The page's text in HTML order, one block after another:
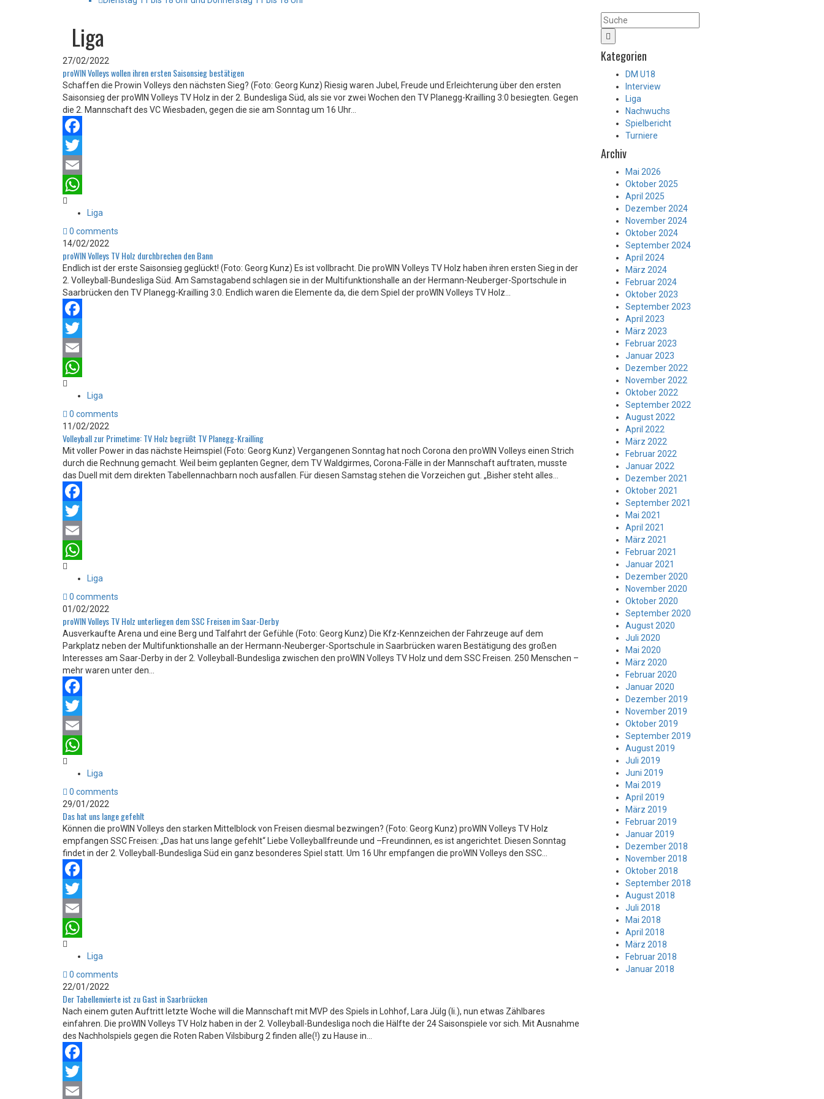
Liga
27/02/2022
proWIN Volleys wollen ihren ersten Saisonsieg bestätigen
Schaffen die Prowin Volleys den nächsten Sieg? (Foto: Georg Kunz) Riesig waren Jubel, Freude und Erleichterung über den ersten
Saisonsieg der proWIN Volleys TV Holz in der 2. Bundesliga Süd, als sie vor zwei Wochen den TV Planegg-Krailling 3:0 besiegten. Gegen
die 2. Mannschaft des VC Wiesbaden, gegen die sie am Sonntag um 16 Uhr...
Facebook
Twitter
Email
WhatsApp
Liga
0 comments
14/02/2022
proWIN Volleys TV Holz durchbrechen den Bann
Endlich ist der erste Saisonsieg geglückt! (Foto: Georg Kunz) Es ist vollbracht. Die proWIN Volleys TV Holz haben ihren ersten Sieg in der
2. Volleyball-Bundesliga Süd. Am Samstagabend schlagen sie in der Multifunktionshalle an der Hermann-Neuberger-Sportschule in
Saarbrücken den TV Planegg-Krailling 3:0. Endlich waren die Elemente da, die dem Spiel der proWIN Volleys TV Holz...
Facebook
Twitter
Email
WhatsApp
Liga
0 comments
11/02/2022
Volleyball zur Primetime: TV Holz begrüßt TV Planegg-Krailling
Mit voller Power in das nächste Heimspiel (Foto: Georg Kunz) Vergangenen Sonntag hat noch Corona den proWIN Volleys einen Strich
durch die Rechnung gemacht. Weil beim geplanten Gegner, dem TV Waldgirmes, Corona-Fälle in der Mannschaft auftraten, musste
das Duell mit dem direkten Tabellennachbarn noch ausfallen. Für diesen Samstag stehen die Vorzeichen gut. „Bisher steht alles...
Facebook
Twitter
Email
WhatsApp
Liga
0 comments
01/02/2022
proWIN Volleys TV Holz unterliegen dem SSC Freisen im Saar-Derby
Ausverkaufte Arena und eine Berg und Talfahrt der Gefühle (Foto: Georg Kunz) Die Kfz-Kennzeichen der Fahrzeuge auf dem
Parkplatz neben der Multifunktionshalle an der Hermann-Neuberger-Sportschule in Saarbrücken waren Bestätigung des großen
Interesses am Saar-Derby in der 2. Volleyball-Bundesliga zwischen den proWIN Volleys TV Holz und dem SSC Freisen. 250 Menschen –
mehr waren unter den...
Facebook
Twitter
Email
WhatsApp
Liga
0 comments
29/01/2022
Das hat uns lange gefehlt
Können die proWIN Volleys den starken Mittelblock von Freisen diesmal bezwingen? (Foto: Georg Kunz) proWIN Volleys TV Holz
empfangen SSC Freisen: „Das hat uns lange gefehlt“ Liebe Volleyballfreunde und –Freundinnen, es ist angerichtet. Diesen Sonntag
findet in der 2. Volleyball-Bundesliga Süd ein ganz besonderes Spiel statt. Um 16 Uhr empfangen die proWIN Volleys den SSC...
Facebook
Twitter
Email
WhatsApp
Liga
0 comments
22/01/2022
Der Tabellenvierte ist zu Gast in Saarbrücken
Nach einem guten Auftritt letzte Woche will die Mannschaft mit MVP des Spiels in Lohhof, Lara Jülg (li.), nun etwas Zählbares
einfahren. Die proWIN Volleys TV Holz haben in der 2. Volleyball-Bundesliga noch die Hälfte der 24 Saisonspiele vor sich. Mit Ausnahme
des Nachholspiels gegen die Roten Raben Vilsbiburg 2 finden alle(!) zu Hause in...
Facebook
Twitter
Kategorien
DM U18
Interview
Liga
Nachwuchs
Spielbericht
Turniere
Archiv
Mai 2026
Oktober 2025
April 2025
Dezember 2024
November 2024
Oktober 2024
September 2024
April 2024
März 2024
Februar 2024
Oktober 2023
September 2023
April 2023
März 2023
Februar 2023
Januar 2023
Dezember 2022
November 2022
Oktober 2022
September 2022
August 2022
April 2022
März 2022
Februar 2022
Januar 2022
Dezember 2021
Oktober 2021
September 2021
Mai 2021
April 2021
März 2021
Februar 2021
Januar 2021
Dezember 2020
November 2020
Oktober 2020
September 2020
August 2020
Juli 2020
Mai 2020
März 2020
Februar 2020
Januar 2020
Dezember 2019
November 2019
Oktober 2019
September 2019
August 2019
Juli 2019
Juni 2019
Mai 2019
April 2019
März 2019
Februar 2019
Januar 2019
Dezember 2018
November 2018
Oktober 2018
September 2018
August 2018
Juli 2018
Mai 2018
April 2018
März 2018
Februar 2018
Januar 2018